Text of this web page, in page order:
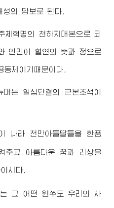
의 담보로 된다.
혁명의 천하지대본으로 되
인민이 혈연의 뜻과 정으로
체이기때문이다.
는 일심단결의 근본초석이
나라 천만아들딸들을 한품
주고 아름다운 꿈과 리상을
시다.
는 그 어떤 원쑤도 우리의 사